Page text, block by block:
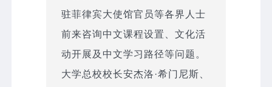
驻菲律宾大使馆官员等各界人士
前来咨询中文课程设置、文化活
动开展及中文学习路径等问题。
大学总校校长安杰洛·希门尼斯、